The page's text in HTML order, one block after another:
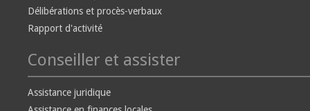
Délibérations et procès-verbaux
Rapport d'activité
Conseiller et assister
Assistance juridique